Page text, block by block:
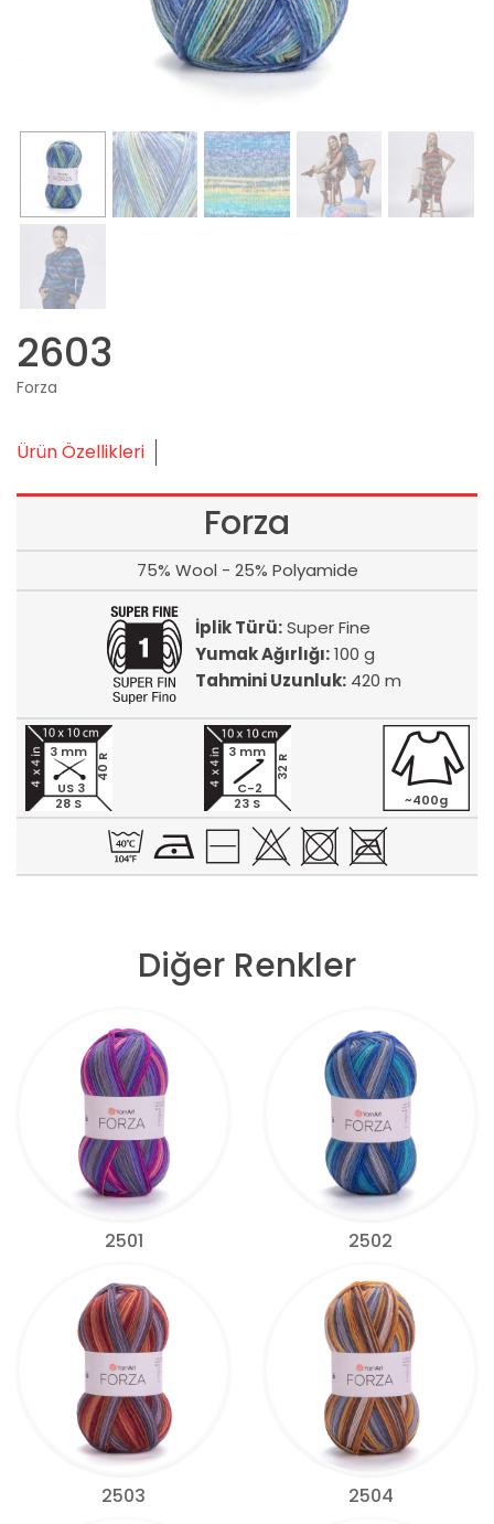
2603
Forza
Ürün Özellikleri
Forza
75% Wool - 25% Polyamide
İplik Türü:Super Fine
Yumak Ağırlığı:100 g
Tahmini Uzunluk:420 m
28 S
40 R
3 mm
US 3
23 S
32 R
3 mm
C-2
~400g
Diğer Renkler
2501 2502
2503 2504